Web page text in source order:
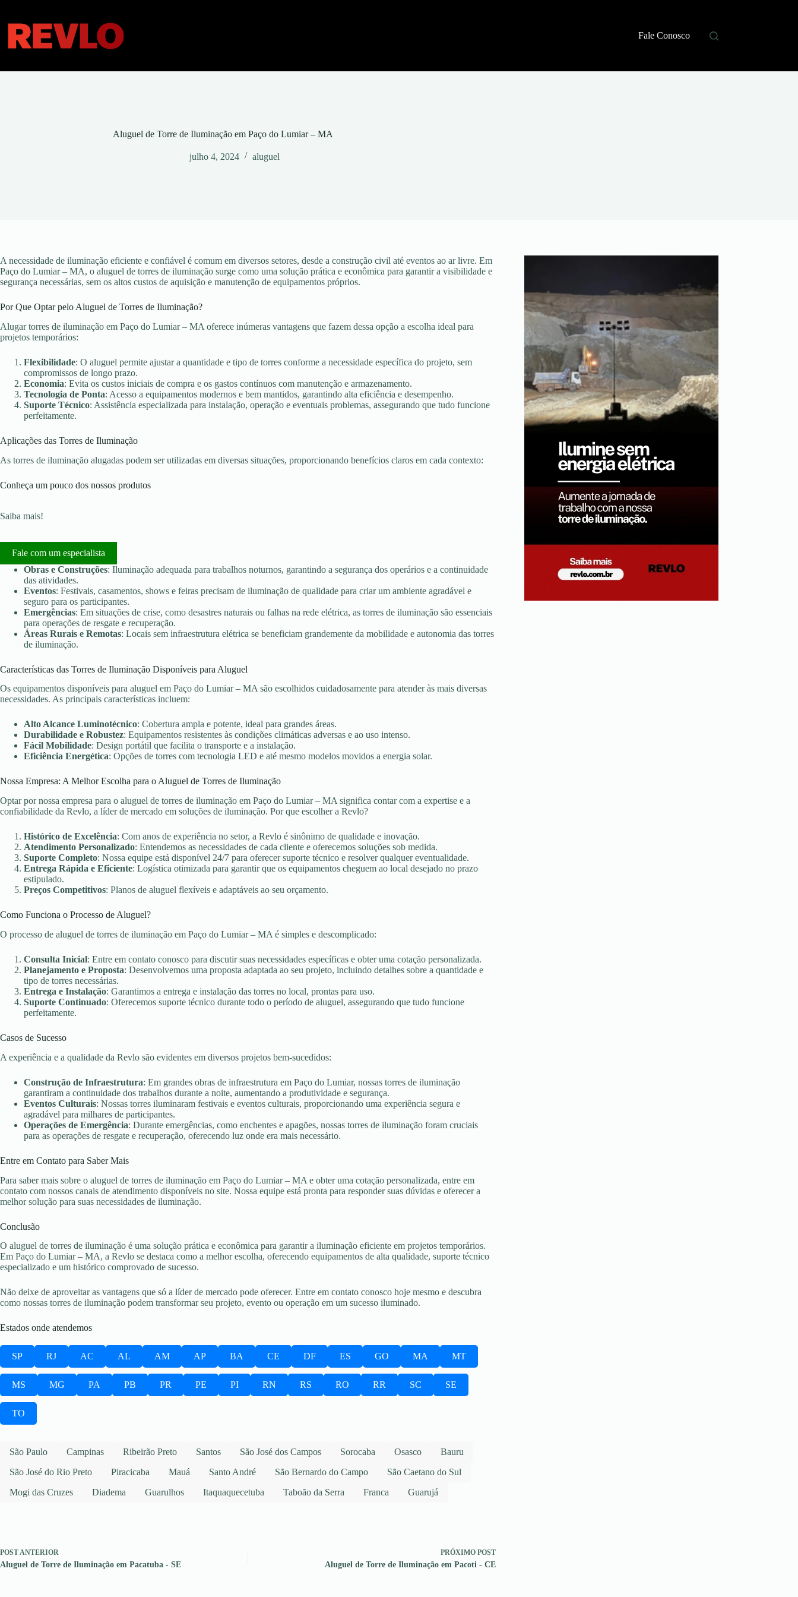
conteúdo
Fale Conosco
Aluguel de Torre de Iluminação em Paço do Lumiar – MA
julho 4, 2024 aluguel
A necessidade de iluminação eficiente e confiável é comum em diversos setores, desde a construção civil até eventos ao ar livre. Em
Paço do Lumiar – MA, o aluguel de torres de iluminação surge como uma solução prática e econômica para garantir a visibilidade e
segurança necessárias, sem os altos custos de aquisição e manutenção de equipamentos próprios.
Por Que Optar pelo Aluguel de Torres de Iluminação?
Alugar torres de iluminação em Paço do Lumiar – MA oferece inúmeras vantagens que fazem dessa opção a escolha ideal para
projetos temporários:
Flexibilidade: O aluguel permite ajustar a quantidade e tipo de torres conforme a necessidade específica do projeto, sem
compromissos de longo prazo.
Economia: Evita os custos iniciais de compra e os gastos contínuos com manutenção e armazenamento.
Tecnologia de Ponta: Acesso a equipamentos modernos e bem mantidos, garantindo alta eficiência e desempenho.
Suporte Técnico: Assistência especializada para instalação, operação e eventuais problemas, assegurando que tudo funcione
perfeitamente.
Aplicações das Torres de Iluminação
As torres de iluminação alugadas podem ser utilizadas em diversas situações, proporcionando benefícios claros em cada contexto:
Conheça um pouco dos nossos produtos
Saiba mais!
Fale com um especialista
Obras e Construções: Iluminação adequada para trabalhos noturnos, garantindo a segurança dos operários e a continuidade
das atividades.
Eventos: Festivais, casamentos, shows e feiras precisam de iluminação de qualidade para criar um ambiente agradável e
seguro para os participantes.
Emergências: Em situações de crise, como desastres naturais ou falhas na rede elétrica, as torres de iluminação são essenciais
para operações de resgate e recuperação.
Áreas Rurais e Remotas: Locais sem infraestrutura elétrica se beneficiam grandemente da mobilidade e autonomia das torres
de iluminação.
Características das Torres de Iluminação Disponíveis para Aluguel
Os equipamentos disponíveis para aluguel em Paço do Lumiar – MA são escolhidos cuidadosamente para atender às mais diversas
necessidades. As principais características incluem:
Alto Alcance Luminotécnico: Cobertura ampla e potente, ideal para grandes áreas.
Durabilidade e Robustez: Equipamentos resistentes às condições climáticas adversas e ao uso intenso.
Fácil Mobilidade: Design portátil que facilita o transporte e a instalação.
Eficiência Energética: Opções de torres com tecnologia LED e até mesmo modelos movidos a energia solar.
Nossa Empresa: A Melhor Escolha para o Aluguel de Torres de Iluminação
Optar por nossa empresa para o aluguel de torres de iluminação em Paço do Lumiar – MA significa contar com a expertise e a
confiabilidade da Revlo, a líder de mercado em soluções de iluminação. Por que escolher a Revlo?
Histórico de Excelência: Com anos de experiência no setor, a Revlo é sinônimo de qualidade e inovação.
Atendimento Personalizado: Entendemos as necessidades de cada cliente e oferecemos soluções sob medida.
Suporte Completo: Nossa equipe está disponível 24/7 para oferecer suporte técnico e resolver qualquer eventualidade.
Entrega Rápida e Eficiente: Logística otimizada para garantir que os equipamentos cheguem ao local desejado no prazo
estipulado.
Preços Competitivos: Planos de aluguel flexíveis e adaptáveis ao seu orçamento.
Como Funciona o Processo de Aluguel?
O processo de aluguel de torres de iluminação em Paço do Lumiar – MA é simples e descomplicado:
Consulta Inicial: Entre em contato conosco para discutir suas necessidades específicas e obter uma cotação personalizada.
Planejamento e Proposta: Desenvolvemos uma proposta adaptada ao seu projeto, incluindo detalhes sobre a quantidade e
tipo de torres necessárias.
Entrega e Instalação: Garantimos a entrega e instalação das torres no local, prontas para uso.
Suporte Continuado: Oferecemos suporte técnico durante todo o período de aluguel, assegurando que tudo funcione
perfeitamente.
Casos de Sucesso
A experiência e a qualidade da Revlo são evidentes em diversos projetos bem-sucedidos:
Construção de Infraestrutura: Em grandes obras de infraestrutura em Paço do Lumiar, nossas torres de iluminação
garantiram a continuidade dos trabalhos durante a noite, aumentando a produtividade e segurança.
Eventos Culturais: Nossas torres iluminaram festivais e eventos culturais, proporcionando uma experiência segura e
agradável para milhares de participantes.
Operações de Emergência: Durante emergências, como enchentes e apagões, nossas torres de iluminação foram cruciais
para as operações de resgate e recuperação, oferecendo luz onde era mais necessário.
Entre em Contato para Saber Mais
Para saber mais sobre o aluguel de torres de iluminação em Paço do Lumiar – MA e obter uma cotação personalizada, entre em
contato com nossos canais de atendimento disponíveis no site. Nossa equipe está pronta para responder suas dúvidas e oferecer a
melhor solução para suas necessidades de iluminação.
Conclusão
O aluguel de torres de iluminação é uma solução prática e econômica para garantir a iluminação eficiente em projetos temporários.
Em Paço do Lumiar – MA, a Revlo se destaca como a melhor escolha, oferecendo equipamentos de alta qualidade, suporte técnico
especializado e um histórico comprovado de sucesso.
Não deixe de aproveitar as vantagens que só a líder de mercado pode oferecer. Entre em contato conosco hoje mesmo e descubra
como nossas torres de iluminação podem transformar seu projeto, evento ou operação em um sucesso iluminado.
Estados onde atendemos
SP RJ AC AL AM AP BA CE DF ES GO MA MT
MS MG PA PB PR PE PI RN RS RO RR SC SE
TO
São Paulo Campinas Ribeirão Preto Santos São José dos Campos Sorocaba Osasco
Bauru
São José do Rio Preto
Piracicaba Mauá Santo André São Bernardo do Campo
São Caetano do Sul
Mogi das Cruzes
Diadema Guarulhos Itaquaquecetuba Taboão da Serra Franca Guarujá
POSTANTERIOR
Aluguel de Torre de Iluminação em Pacatuba - SE
PRÓXIMO POST
Aluguel de Torre de Iluminação em Pacoti - CE